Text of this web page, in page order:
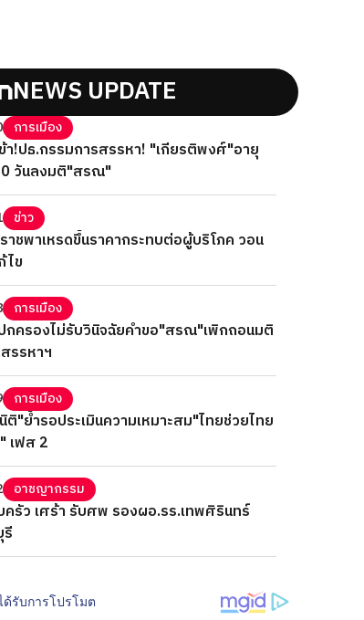
NEWS UPDATE
การเมือง
า!ปธ.กรรมการสรรหา! "เกียรติพงศ์"อายุ
วันลงมติ"สรณ"
ข่าว
าชพาเหรดขึ้นราคากระทบต่อผู้บริโภค วอน
ไข
การเมือง
กครองไม่รับวินิจฉัยคำขอ"สรณ"เพิกถอนมติ
รรหาฯ
การเมือง
ติ"ย้ำรอประเมินความเหมาะสม"ไทยช่วยไทย
เฟส 2
อาชญากรรม
รับศพ รองผอ.รร.เทพศิรินทร์